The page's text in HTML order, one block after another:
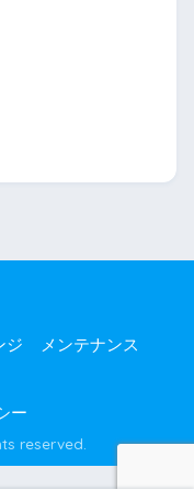
ジ
メンテナンス
ー
reserved.